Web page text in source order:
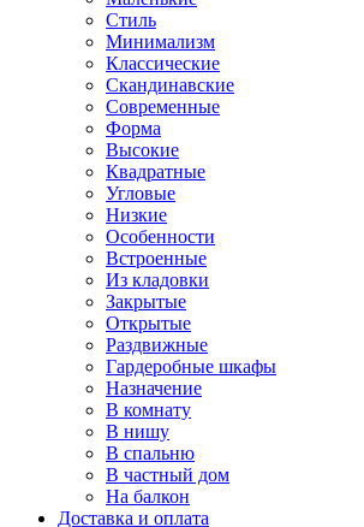
Стиль
Минимализм
Классические
Скандинавские
Современные
Форма
Высокие
Квадратные
Угловые
Низкие
Особенности
Встроенные
Из кладовки
Закрытые
Открытые
Раздвижные
Гардеробные шкафы
Назначение
В комнату
В нишу
В спальню
В частный дом
На балкон
Доставка и оплата